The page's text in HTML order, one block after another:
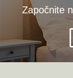
Započnite